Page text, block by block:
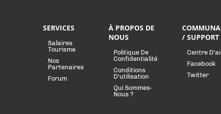
SERVICES
Salaires
Tourisme
Nos
Partenaires
Forum
À PROPOS DE
NOUS
Politique De
Confidentialité
Conditions
D'utilisation
Qui Sommes-
Nous ?
/ SUPPORT
Centre
Facebook
Twitter